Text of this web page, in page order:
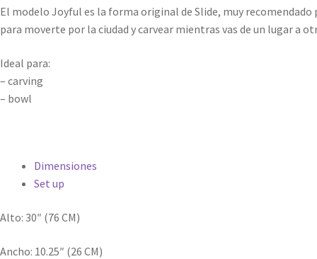
El modelo Joyful es la forma original de Slide, muy
para moverte por la ciudad y carvear mientras vas de un lugar a
Ideal para:
– carving
– bowl
Dimensiones
Set up
Alto: 30″ (76 CM)
Ancho: 10.25″ (26 CM)